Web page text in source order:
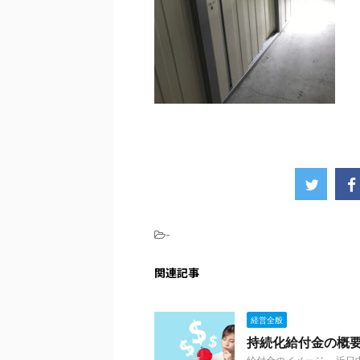
-
関連記事
経営全般
持続化給付金の概